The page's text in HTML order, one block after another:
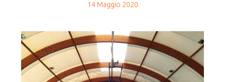
14 Maggio 2020